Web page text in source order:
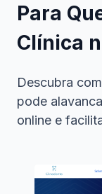
Para
Clínica
Descubra
pode
online e